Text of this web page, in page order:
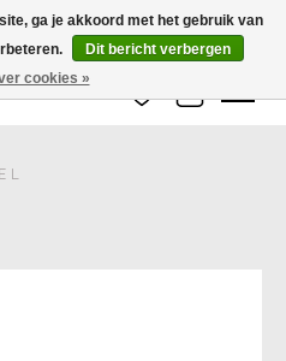
met 25 januari. Houd er rekening mee
periode langer kan zijn dan
Verlanglijst
L
ga je akkoord met het gebruik van
Dit bericht verbergen
cookies »